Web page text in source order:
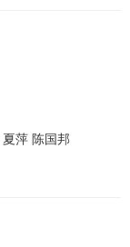
夏萍 陈国邦